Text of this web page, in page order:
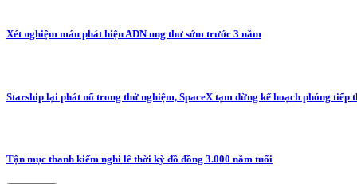
Xét nghiệm máu phát hiện ADN ung thư sớm trước 3 năm
Starship lại phát nổ trong thử nghiệm, SpaceX tạm dừng kế hoạch phóng tiếp
Tận mục thanh kiếm nghi lễ thời kỳ đồ đồng 3.000 năm tuổi